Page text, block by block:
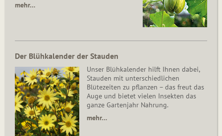
mehr…
Der Blühkalender der Stauden
Unser Blühkalender hilft Ihnen dabei,
Stauden mit unterschiedlichen
Blütezeiten zu pflanzen – das freut das
Auge und bietet vielen Insekten das
ganze Gartenjahr Nahrung.
mehr…